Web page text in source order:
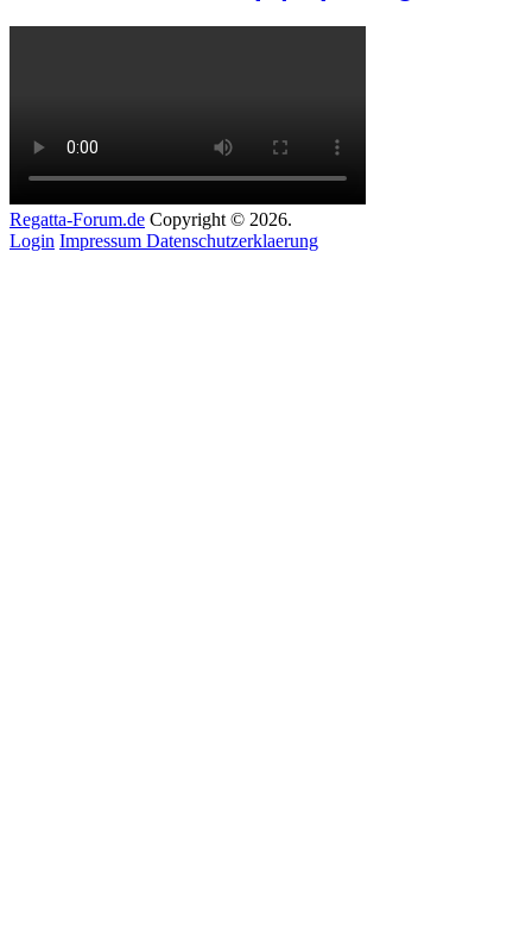
Regatta-Forum.de Copyright © 2026.
Login Impressum Datenschutzerklaerung